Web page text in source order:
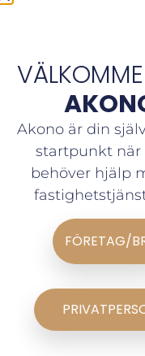
Akono är din
startpunkt när
behöver hjälp
FÖRETAG/